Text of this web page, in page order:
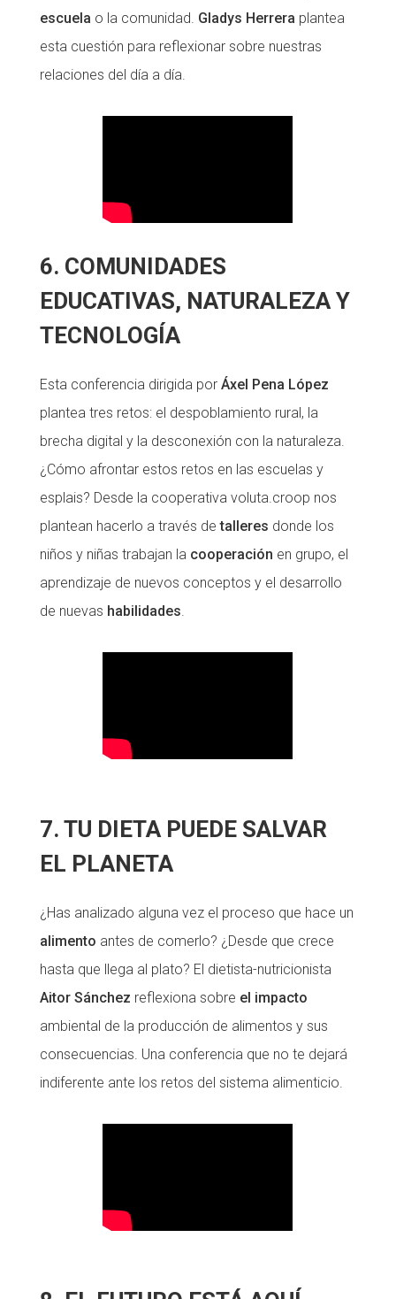
escuela o la comunidad. Gladys Herrera plantea
esta cuestión para reflexionar sobre nuestras
relaciones del día a día.
6. COMUNIDADES
EDUCATIVAS, NATURALEZA Y
TECNOLOGÍA
Esta conferencia dirigida por Áxel Pena López
plantea tres retos: el despoblamiento rural, la
brecha digital y la desconexión con la naturaleza.
¿Cómo afrontar estos retos en las escuelas y
esplais? Desde la cooperativa voluta.croop nos
plantean hacerlo a través detalleres donde los
niños y niñas trabajan la cooperación en grupo, el
aprendizaje de nuevos conceptos y el desarrollo
de nuevas habilidades.
7. TU DIETA PUEDE SALVAR
EL PLANETA
¿Has analizado alguna vez el proceso que hace un
alimento antes de comerlo? ¿Desde que crece
hasta que llega al plato? El dietista-nutricionista
Aitor Sánchez reflexiona sobre el impacto
ambiental de la producción de alimentos y sus
consecuencias. Una conferencia que no te dejará
indiferente ante los retos del sistema alimenticio.